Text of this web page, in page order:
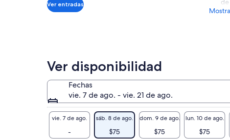
por
Ver entradas
Ver disponibilidad
Fechas
vie. 7 de ago. - vie. 21 de ago.
vie. 7 de ago.
-
sáb. 8 de ago.
$75
dom. 9 de ago.
$75
lun. 10 de ago.
$75